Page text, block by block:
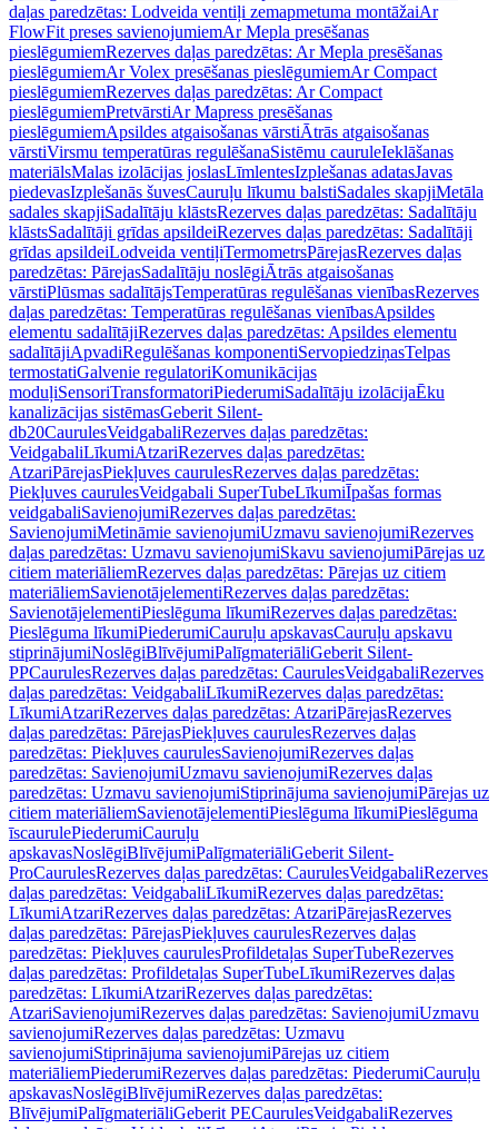
daļas paredzētas: Lodveida ventiļi zemapmetuma montāžaiAr
FlowFit preses savienojumiemAr Mepla presēšanas
pieslēgumiemRezerves daļas paredzētas: Ar Mepla presēšanas
pieslēgumiemAr Volex presēšanas pieslēgumiemAr Compact
pieslēgumiemRezerves daļas paredzētas: Ar Compact
pieslēgumiemPretvārstiAr Mapress presēšanas
pieslēgumiemApsildes atgaisošanas vārstiĀtrās atgaisošanas
vārstiVirsmu temperatūras regulēšanaSistēmu cauruleIeklāšanas
materiālsMalas izolācijas joslasLīmlentesIzplešanas adatasJavas
piedevasIzplešanās šuvesCauruļu līkumu balstiSadales skapjiMetāla
sadales skapjiSadalītāju klāstsRezerves daļas paredzētas: Sadalītāju
klāstsSadalītāji grīdas apsildeiRezerves daļas paredzētas: Sadalītāji
grīdas apsildeiLodveida ventiļiTermometrsPārejasRezerves daļas
paredzētas: PārejasSadalītāju noslēgiĀtrās atgaisošanas
vārstiPlūsmas sadalītājsTemperatūras regulēšanas vienībasRezerves
daļas paredzētas: Temperatūras regulēšanas vienībasApsildes
elementu sadalītājiRezerves daļas paredzētas: Apsildes elementu
sadalītājiApvadiRegulēšanas komponentiServopiedziņasTelpas
termostatiGalvenie regulatoriKomunikācijas
moduļiSensoriTransformatoriPiederumiSadalītāju izolācijaĒku
kanalizācijas sistēmasGeberit Silent-
db20CaurulesVeidgabaliRezerves daļas paredzētas:
VeidgabaliLīkumiAtzariRezerves daļas paredzētas:
AtzariPārejasPiekļuves caurulesRezerves daļas paredzētas:
Piekļuves caurulesVeidgabali SuperTubeLīkumiĪpašas formas
veidgabaliSavienojumiRezerves daļas paredzētas:
SavienojumiMetināmie savienojumiUzmavu savienojumiRezerves
daļas paredzētas: Uzmavu savienojumiSkavu savienojumiPārejas uz
citiem materiāliemRezerves daļas paredzētas: Pārejas uz citiem
materiāliemSavienotājelementiRezerves daļas paredzētas:
SavienotājelementiPieslēguma līkumiRezerves daļas paredzētas:
Pieslēguma līkumiPiederumiCauruļu apskavasCauruļu apskavu
stiprinājumiNoslēgiBlīvējumiPalīgmateriāliGeberit Silent-
PPCaurulesRezerves daļas paredzētas: CaurulesVeidgabaliRezerves
daļas paredzētas: VeidgabaliLīkumiRezerves daļas paredzētas:
LīkumiAtzariRezerves daļas paredzētas: AtzariPārejasRezerves
daļas paredzētas: PārejasPiekļuves caurulesRezerves daļas
paredzētas: Piekļuves caurulesSavienojumiRezerves daļas
paredzētas: SavienojumiUzmavu savienojumiRezerves daļas
paredzētas: Uzmavu savienojumiStiprinājuma savienojumiPārejas uz
citiem materiāliemSavienotājelementiPieslēguma līkumiPieslēguma
īscaurulePiederumiCauruļu
apskavasNoslēgiBlīvējumiPalīgmateriāliGeberit Silent-
ProCaurulesRezerves daļas paredzētas: CaurulesVeidgabaliRezerves
daļas paredzētas: VeidgabaliLīkumiRezerves daļas paredzētas:
LīkumiAtzariRezerves daļas paredzētas: AtzariPārejasRezerves
daļas paredzētas: PārejasPiekļuves caurulesRezerves daļas
paredzētas: Piekļuves caurulesProfildetaļas SuperTubeRezerves
daļas paredzētas: Profildetaļas SuperTubeLīkumiRezerves daļas
paredzētas: LīkumiAtzariRezerves daļas paredzētas:
AtzariSavienojumiRezerves daļas paredzētas: SavienojumiUzmavu
savienojumiRezerves daļas paredzētas: Uzmavu
savienojumiStiprinājuma savienojumiPārejas uz citiem
materiāliemPiederumiRezerves daļas paredzētas: PiederumiCauruļu
apskavasNoslēgiBlīvējumiRezerves daļas paredzētas:
BlīvējumiPalīgmateriāliGeberit PECaurulesVeidgabaliRezerves